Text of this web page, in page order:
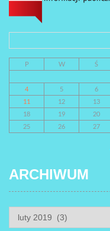
P W Ś
4
5 6
11
12 13
18
19 20
25
26 27
ARCHIWUM
ARCHIWUM